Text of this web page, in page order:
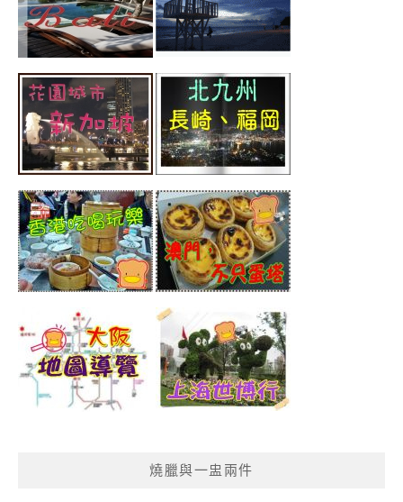
燒臘與一盅兩件